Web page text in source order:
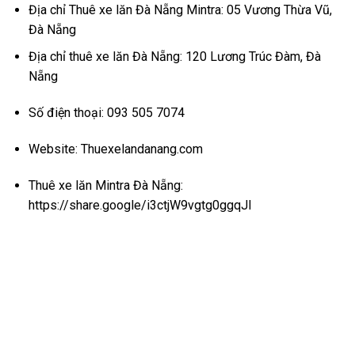
Địa chỉ Thuê xe lăn Đà Nẵng Mintra: 05 Vương Thừa Vũ,
Đà Nẵng
Địa chỉ thuê xe lăn Đà Nẵng: 120 Lương Trúc Đàm, Đà
Nẵng
Số điện thoại: 093 505 7074
Website: Thuexelandanang.com
Thuê xe lăn Mintra Đà Nẵng:
https://share.google/i3ctjW9vgtg0ggqJl